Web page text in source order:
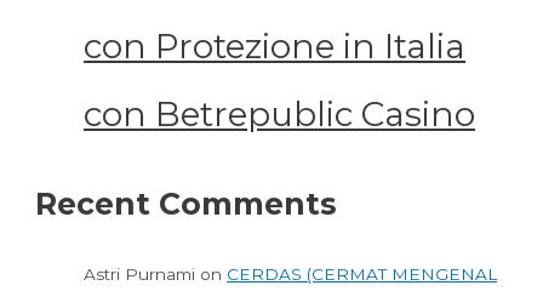
con Protezione in Italia
con Betrepublic Casino
Recent Comments
Astri Purnami on CERDAS (CERMAT MENGENAL